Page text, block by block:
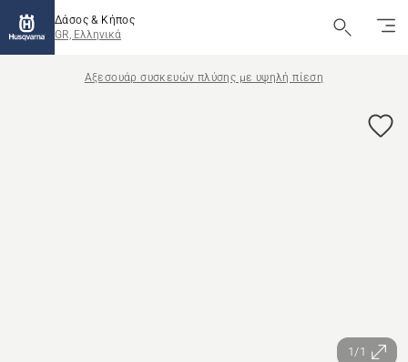
Δάσος & Κήπος
GR, Ελληνικά
Αξεσουάρ συσκευών πλύσης με υψηλή πίεση
1/1